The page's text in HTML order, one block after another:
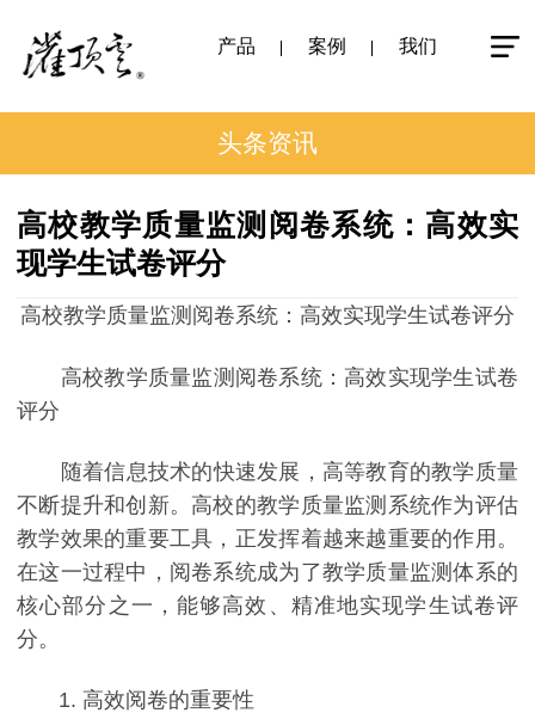
产品 案例 我们
头条资讯
高校教学质量监测阅卷系统：高效实
现学生试卷评分
高校教学质量监测阅卷系统：高效实现学生试卷评分
高校教学质量监测阅卷系统：高效实现学生试卷
评分
随着信息技术的快速发展，高等教育的教学质量
不断提升和创新。高校的教学质量监测系统作为评估
教学效果的重要工具，正发挥着越来越重要的作用。
在这一过程中，阅卷系统成为了教学质量监测体系的
核心部分之一，能够高效、精准地实现学生试卷评
分。
1. 高效阅卷的重要性